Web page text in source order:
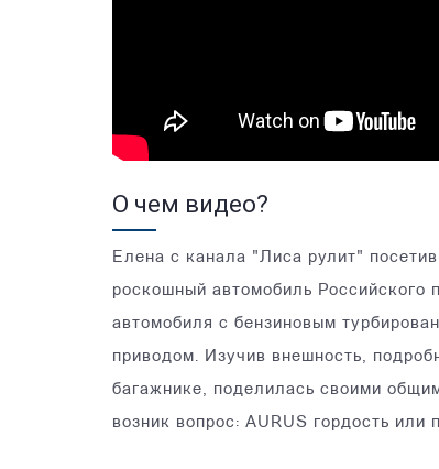
О чем видео?
Елена с канала "Лиса рулит"
роскошный автомобиль Российского
автомобиля с бензиновым
приводом. Изучив внешность,
багажнике, поделилась своими
возник вопрос: AURUS гордость